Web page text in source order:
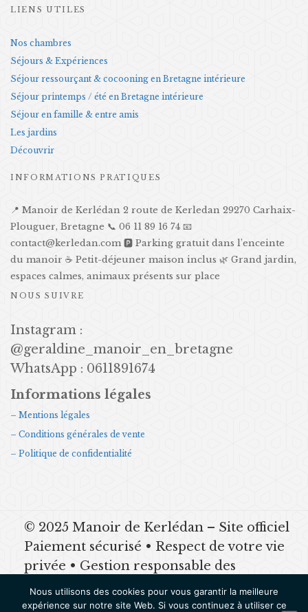
LIENS UTILES
Nos chambres
Séjours & Expériences
Séjour ressourçant & cocooning en Bretagne intérieure
Séjour printemps / été en Bretagne intérieure
Séjour en famille & entre amis
Les jardins
Découvrir
INFORMATIONS PRATIQUES
📍 Manoir de Kerlédan 2 route de Kerledan 29270 Carhaix-
Plouguer, Bretagne 📞 06 11 89 16 74 📧
contact@kerledan.com 🅿️ Parking gratuit dans l’enceinte
du manoir ☕ Petit-déjeuner maison inclus 🌿 Grand jardin,
espaces calmes, animaux présents sur place
NOUS SUIVRE
Instagram :
@geraldine_manoir_en_bretagne
WhatsApp : 0611891674
Informations légales
– Mentions légales
– Conditions générales de vente
– Politique de confidentialité
© 2025 Manoir de Kerlédan – Site officiel
Paiement sécurisé • Respect de votre vie
privée • Gestion responsable des
données Mentions légales | CGV |
Politique de confidentialité
Nous utilisons des cookies pour vous garantir la meilleure
expérience sur notre site Web. Si vous continuez à utiliser ce